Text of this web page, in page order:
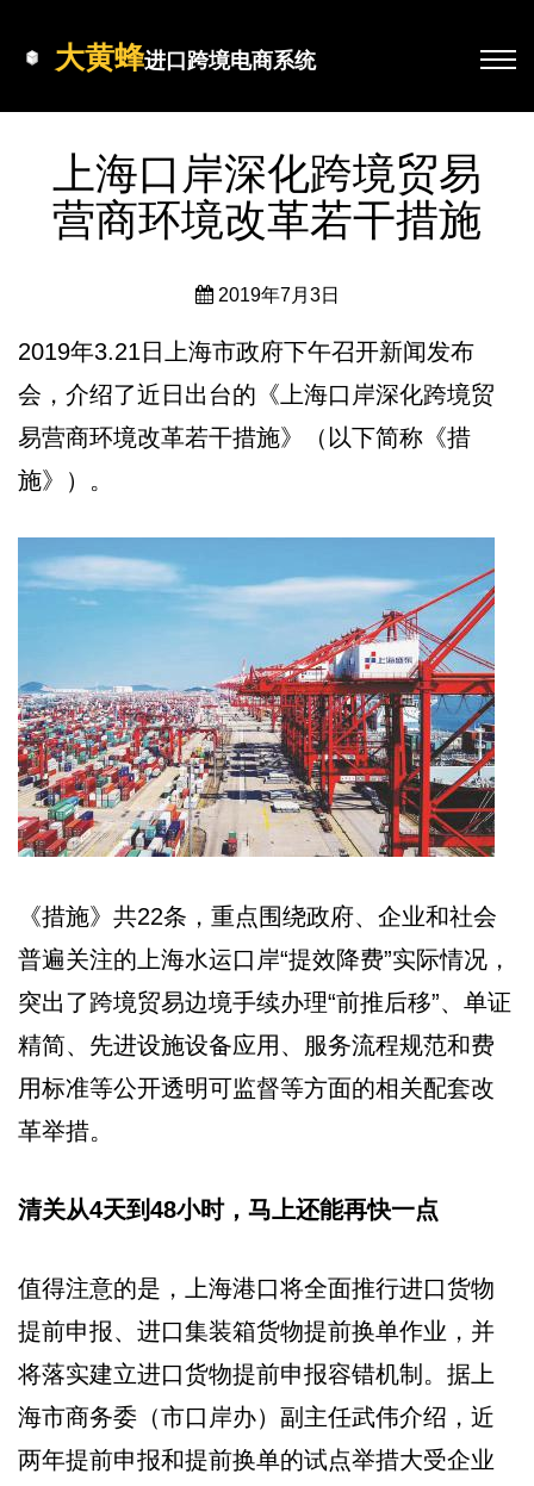
大黄蜂进口跨境电商系统
上海口岸深化跨境贸易
营商环境改革若干措施
2019年7月3日
2019年3.21日上海市政府下午召开新闻发布
会，介绍了近日出台的《上海口岸深化跨境贸
易营商环境改革若干措施》（以下简称《措
施》）。
《措施》共22条，重点围绕政府、企业和社会
普遍关注的上海水运口岸“提效降费”实际情况，
突出了跨境贸易边境手续办理“前推后移”、单证
精简、先进设施设备应用、服务流程规范和费
用标准等公开透明可监督等方面的相关配套改
革举措。
清关从4天到48小时，马上还能再快一点
值得注意的是，上海港口将全面推行进口货物
提前申报、进口集装箱货物提前换单作业，并
将落实建立进口货物提前申报容错机制。据上
海市商务委（市口岸办）副主任武伟介绍，近
两年提前申报和提前换单的试点举措大受企业